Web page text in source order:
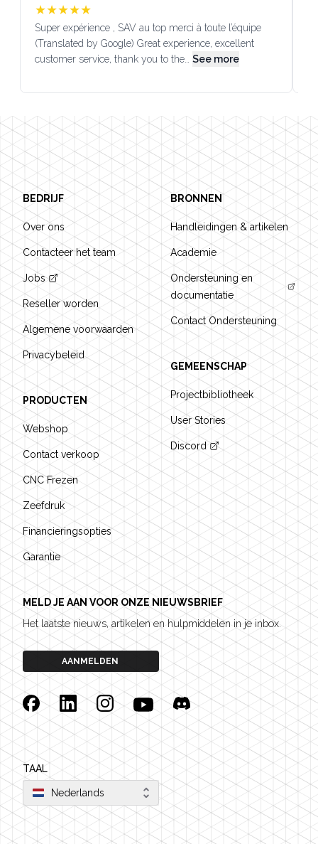
★★★★★
Super expérience , SAV au top merci à toute l’équipe
(Translated by Google) Great experience, excellent
customer service, thank you to the…
See more
Footer
BEDRIJF
Over ons
Contacteer het team
Jobs
Reseller worden
Algemene voorwaarden
Privacybeleid
PRODUCTEN
Webshop
Contact verkoop
CNC Frezen
Zeefdruk
Financieringsopties
Garantie
BRONNEN
Handleidingen & artikelen
Academie
Ondersteuning en
documentatie
Contact Ondersteuning
GEMEENSCHAP
Projectbibliotheek
User Stories
Discord
MELD JE AAN VOOR ONZE NIEUWSBRIEF
Het laatste nieuws, artikelen en hulpmiddelen in je inbox.
AANMELDEN
FacebookLinkedinInstagramYouTubeDiscord
TAAL
Nederlands